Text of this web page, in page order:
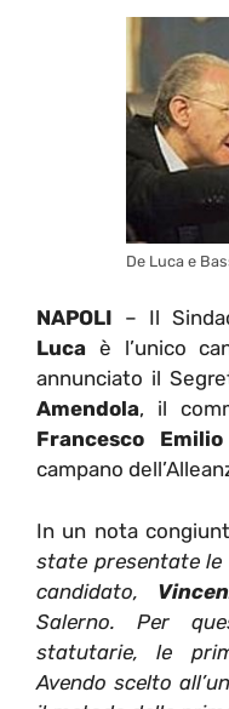
De Luca e
NAPOLI – Il
Luca è l’unico
annunciato il
Amendola, il
Francesco
campano
In un nota
state presentate le
candidato,
Salerno. Per
statutarie, le
Avendo scelto